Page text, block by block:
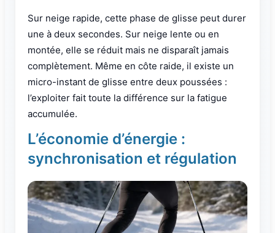
Sur neige rapide, cette phase de glisse peut durer
une à deux secondes. Sur neige lente ou en
montée, elle se réduit mais ne disparaît jamais
complètement. Même en côte raide, il existe un
micro-instant de glisse entre deux poussées :
l’exploiter fait toute la différence sur la fatigue
accumulée.
L’économie d’énergie :
synchronisation et régulation